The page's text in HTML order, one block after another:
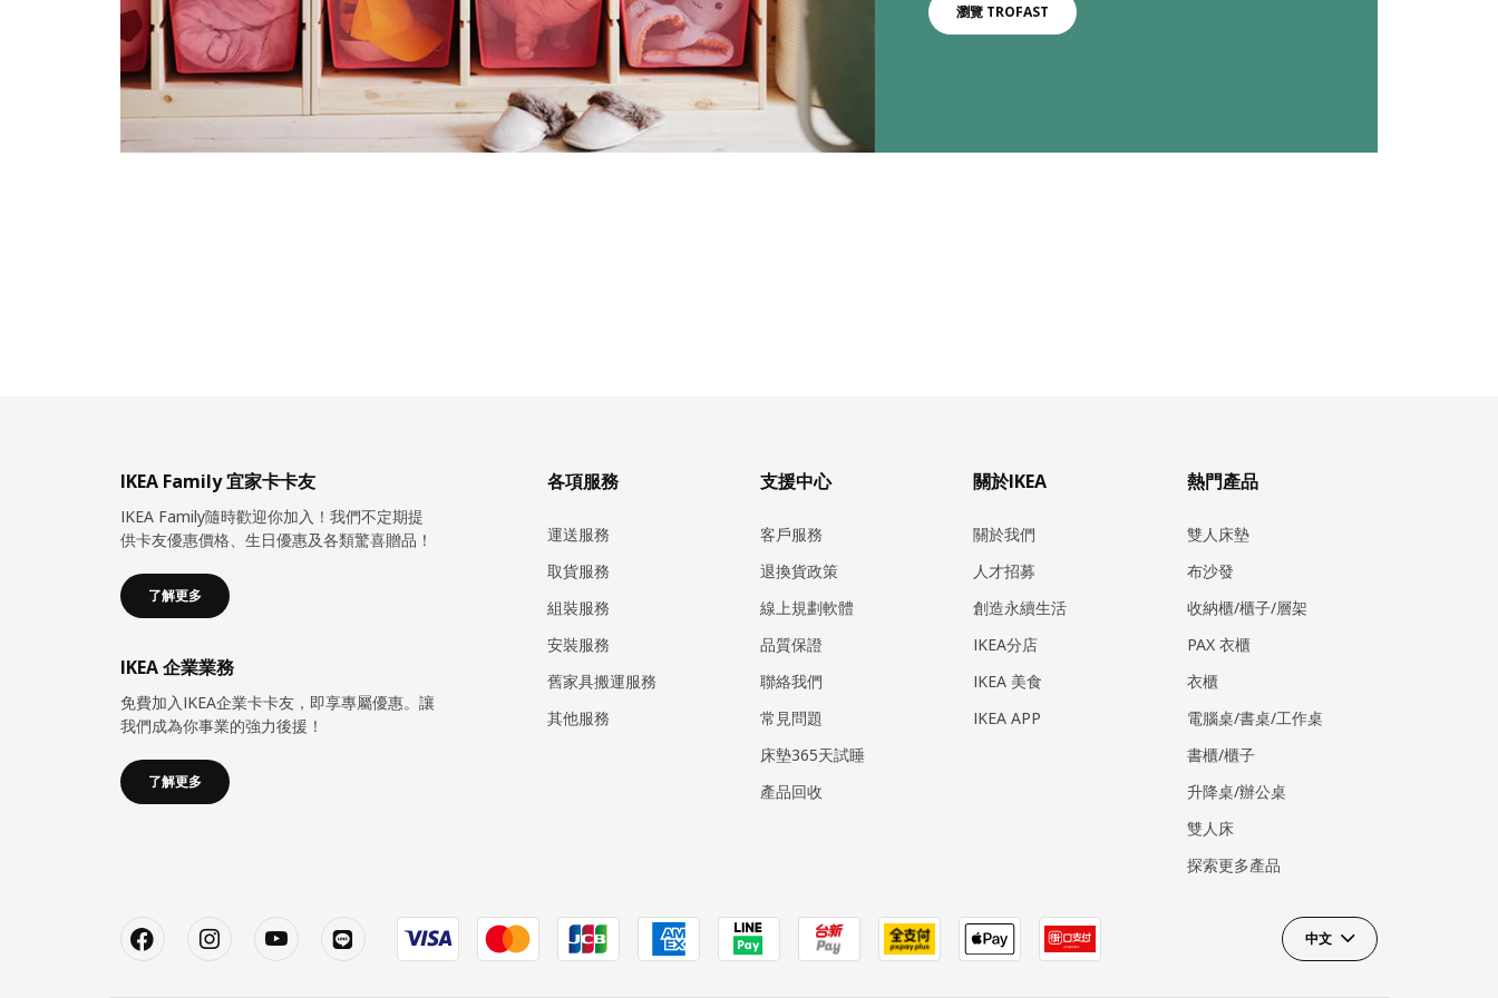
瀏覽 TROFAST
IKEA Family 宜家卡卡友
IKEA Family隨時歡迎你加入！我們不定期提
供卡友優惠價格、生日優惠及各類驚喜贈品！
了解更多
IKEA 企業業務
免費加入IKEA企業卡卡友，即享專屬優惠。讓
我們成為你事業的強力後援！
了解更多
各項服務
運送服務
取貨服務
組裝服務
安裝服務
​舊家具搬運服務
其他服務
支援中心
客戶服務
退換貨政策
線上規劃軟體
品質保證
聯絡我們
常見問題
床墊365天試睡
產品回收
關於IKEA
關於我們
人才招募
創造永續生活
IKEA分店
IKEA 美食
IKEA APP
熱門產品
雙人床墊
布沙發
收納櫃/櫃子/層架
PAX 衣櫃
衣櫃
電腦桌/書桌/工作桌
書櫃/櫃子
升降桌/辦公桌
雙人床
探索更多產品
中文